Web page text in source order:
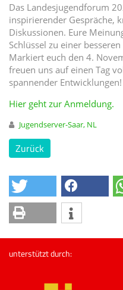
Das Landesjugendforum
inspirierender Gespräche,
Diskussionen. Eure
Schlüssel zu einer
Markiert euch den 4.
freuen uns auf einen Tag
spannender Entwicklungen!
Hier geht zur Anmeldung.
Jugendserver-Saar, NL
Zurück
unterstützt durch: